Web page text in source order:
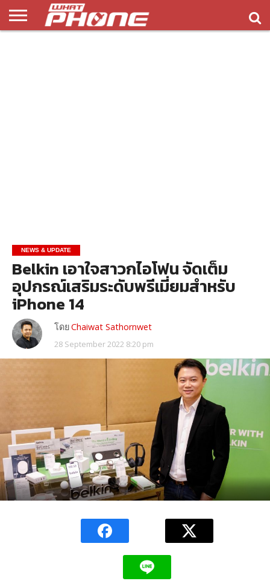
NEWS & UPDATE
Belkin เอาใจสาวกไอโฟน จัดเต็ม
อุปกรณ์เสริมระดับพรีเมี่ยมสำหรับ
iPhone 14
โดยChaiwat Sathornwet
28 September 2022 8:20 pm